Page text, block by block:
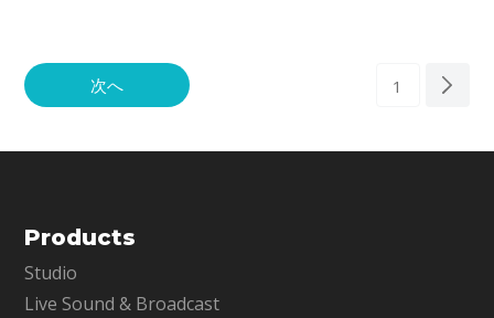
次へ 1
Products
Studio
Live Sound & Broadcast